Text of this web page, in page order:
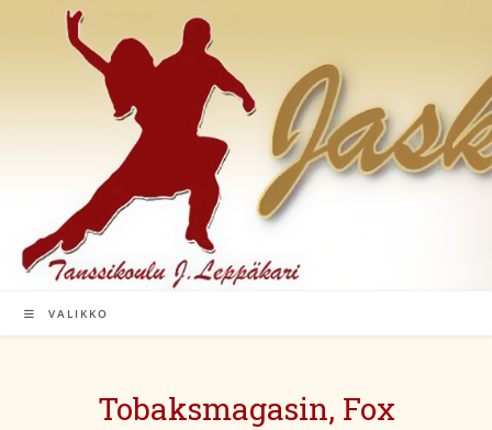
VALIKKO
Tobaksmagasin, Fox